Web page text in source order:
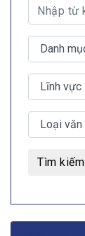
Tìm kiếm